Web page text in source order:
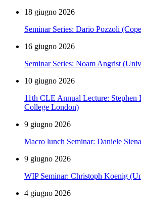
18 giugno 2026
Seminar Series: Dario Pozzoli
16 giugno 2026
Seminar Series: Noam Angrist
10 giugno 2026
11th CLE Annual Lecture: Stephen
College London)
9 giugno 2026
Macro lunch Seminar: Daniele
9 giugno 2026
WIP Seminar: Christoph Koenig
4 giugno 2026